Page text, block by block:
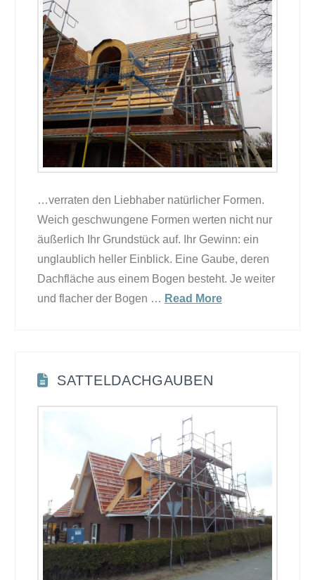
…verraten den Liebhaber natürlicher Formen.
Weich geschwungene Formen werten nicht nur
äußerlich Ihr Grundstück auf. Ihr Gewinn: ein
unglaublich heller Einblick. Eine Gaube, deren
Dachfläche aus einem Bogen besteht. Je weiter
und flacher der Bogen … Read More
SATTELDACHGAUBEN